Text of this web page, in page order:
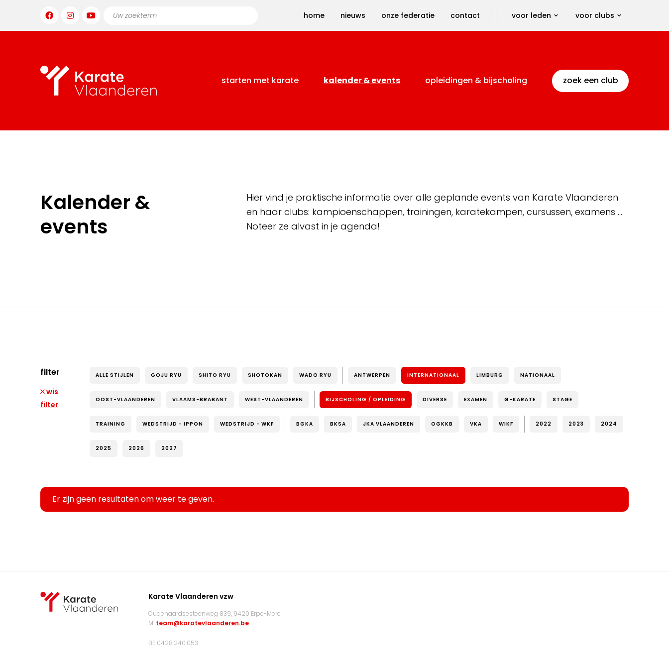
home nieuws onze federatie contact voor leden voor clubs
starten met karate kalender & events opleidingen & bijscholing zoek een club
Kalender &
events
Hier vind je praktische informatie over alle geplande events van Karate Vlaanderen
en haar clubs: kampioenschappen, trainingen, karatekampen, cursussen, examens …
Noteer ze alvast in je agenda!
filter
wis
filter
ALLE STIJLEN GOJU RYU SHITO RYU SHOTOKAN WADO RYU ANTWERPEN INTERNATIONAAL LIMBURG NATIONAAL
OOST-VLAANDEREN VLAAMS-BRABANT WEST-VLAANDEREN BIJSCHOLING / OPLEIDING DIVERSE EXAMEN G-KARATE STAGE
TRAINING WEDSTRIJD - IPPON WEDSTRIJD - WKF BGKA BKSA JKA VLAANDEREN OGKKB VKA WIKF 2022 2023 2024
2025 2026 2027
Er zijn geen resultaten om weer te geven.
Karate Vlaanderen vzw
Oudenaardsesteenweg 839, 9420 Erpe-Mere
M: team@karatevlaanderen.be
BE 0428.240.053